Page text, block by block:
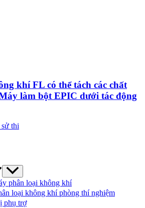
khí FL có thể tách các chất
làm bột EPIC dưới tác động
thi
phân loại không khí
loại không khí phòng thí nghiệm
phụ trợ